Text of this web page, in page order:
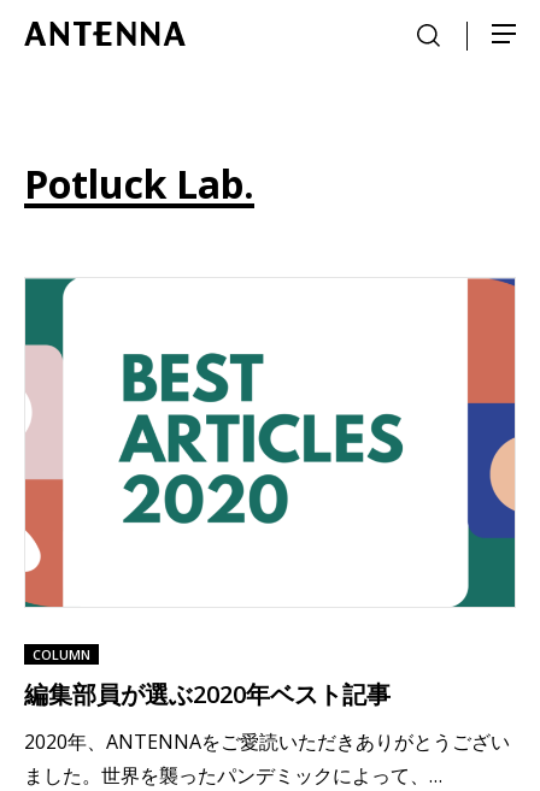
Potluck Lab.
COLUMN
編集部員が選ぶ2020年ベスト記事
2020年、ANTENNAをご愛読いただきありがとうござい
ました。世界を襲ったパンデミックによって、…